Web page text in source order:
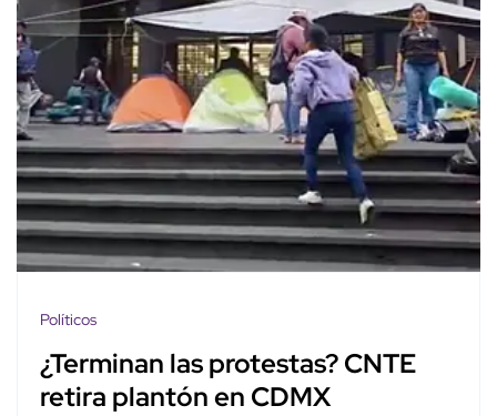
Políticos
¿Terminan las protestas? CNTE
retira plantón en CDMX